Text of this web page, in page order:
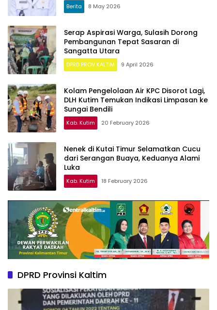
Berita 8 May 2026
Serap Aspirasi Warga, Sulasih Dorong
Pembangunan Tepat Sasaran di
Sangatta Utara
DPRD PROV KALTIM 9 April 2026
Kolam Pengelolaan Air KPC Disorot Lagi,
DLH Kutim Temukan Indikasi Limpasan ke
Sungai Bendili
Kab. Kutim 20 February 2026
Nenek di Kutai Timur Selamatkan Cucu
dari Serangan Buaya, Keduanya Alami
Luka
Kab. Kutim 18 February 2026
DPRD Provinsi Kaltim